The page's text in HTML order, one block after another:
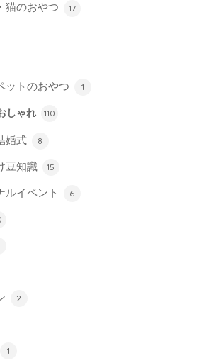
猫のおやつ 17
ットのおやつ 1
しゃれ 110
婚式 8
豆知識 15
ルイベント 6
2
1